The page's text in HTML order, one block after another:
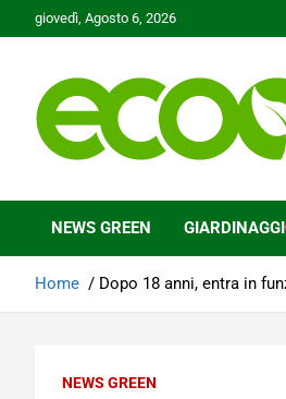
to
giovedì, Agosto 6, 2026
Ecoo.it
NEWS GREEN
Home Dopo 18 anni, entra in
NEWS GREEN